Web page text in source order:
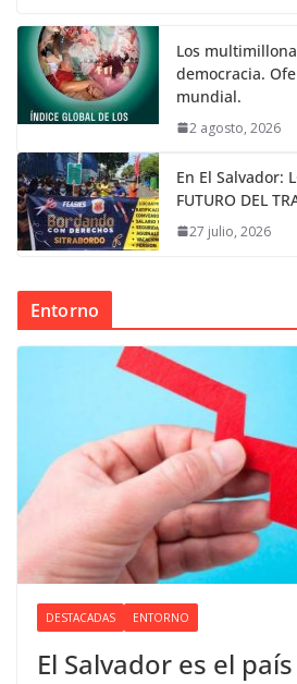
Los
democracia.
mundial.
2 agosto, 2026
En El Salvador:
FUTURO DEL
27 julio, 2026
Entorno
DESTACADAS ENTORNO
El Salvador es el